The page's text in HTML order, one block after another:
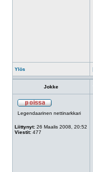
Ylös
Jokke
Legendaarinen nettinarkkari
Liittynyt: 26 Maalis 2008, 20:52
Viestit: 477